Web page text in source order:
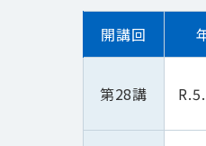
開講回
第28講